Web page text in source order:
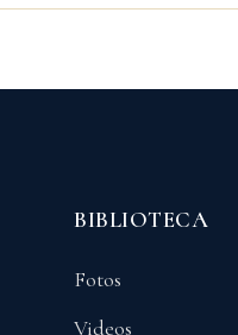
BIBLIOTECA
Fotos
Videos